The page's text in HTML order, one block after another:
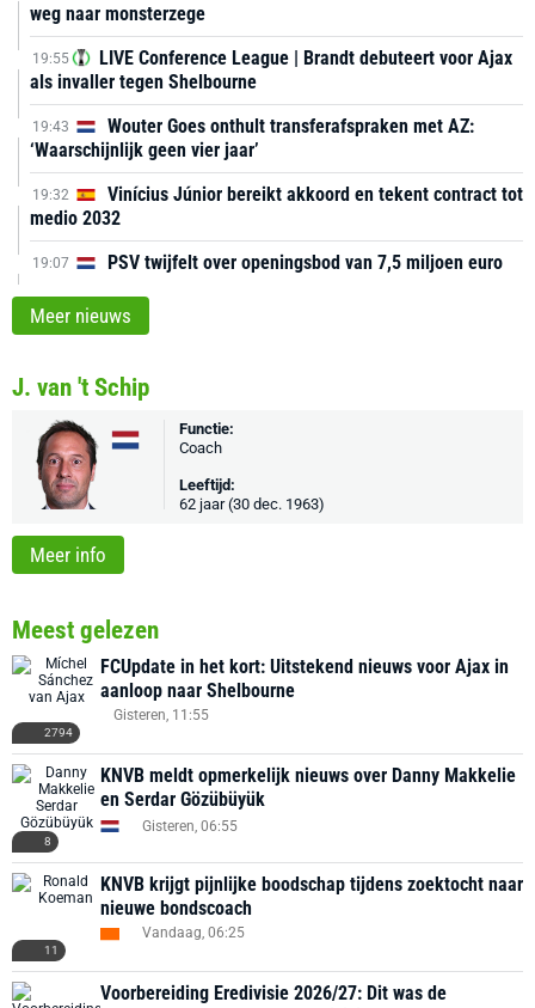
weg naar monsterzege
19:55
LIVE Conference League | Brandt debuteert voor Ajax
als invaller tegen Shelbourne
19:43
Wouter Goes onthult transferafspraken met AZ:
‘Waarschijnlijk geen vier jaar’
19:32
Vinícius Júnior bereikt akkoord en tekent contract tot
medio 2032
19:07 PSV twijfelt over openingsbod van 7,5 miljoen euro
Meer nieuws
J. van 't Schip
Functie:
Coach
Leeftijd:
62 jaar (30 dec. 1963)
Meer info
Meest gelezen
2794
FCUpdate in het kort: Uitstekend nieuws voor Ajax in
aanloop naar Shelbourne
Gisteren, 11:55
8
KNVB meldt opmerkelijk nieuws over Danny Makkelie
en Serdar Gözübüyük
Gisteren, 06:55
11
KNVB krijgt pijnlijke boodschap tijdens zoektocht naar
nieuwe bondscoach
Vandaag, 06:25
Voorbereiding Eredivisie 2026/27: Dit was de